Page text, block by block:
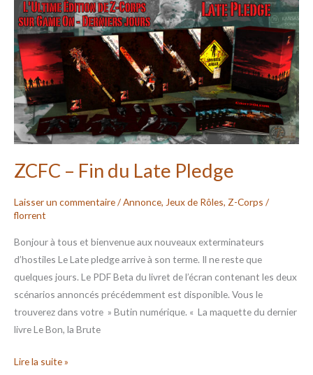
ZCFC – Fin du Late Pledge
Laisser un commentaire/Annonce, Jeux de Rôles, Z-Corps /
florrent
Bonjour à tous et bienvenue aux nouveaux exterminateurs
d’hostiles Le Late pledge arrive à son terme. Il ne reste que
quelques jours. Le PDF Beta du livret de l’écran contenant les deux
scénarios annoncés précédemment est disponible. Vous le
trouverez dans votre » Butin numérique. « La maquette du dernier
livre Le Bon, la Brute
ZCFC
–
Fin
du
Late
Pledge
Lire la suite »